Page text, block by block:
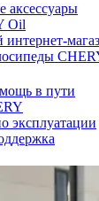
аксессуары
Oil
в пути
эксплуатации